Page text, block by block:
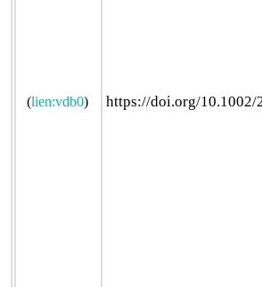
(lien:vdb0) https://doi.org/10.1002/